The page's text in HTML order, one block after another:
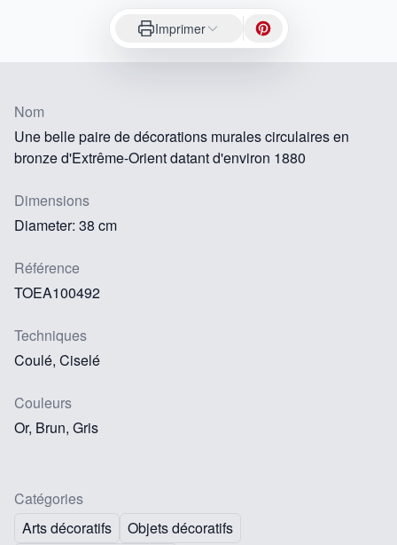
Imprimer
Nom
Une belle paire de décorations murales circulaires en
bronze d'Extrême-Orient datant d'environ 1880
Dimensions
Diameter: 38 cm
Référence
TOEA100492
Techniques
Coulé, Ciselé
Couleurs
Or, Brun, Gris
Catégories
Arts décoratifs
Objets décoratifs